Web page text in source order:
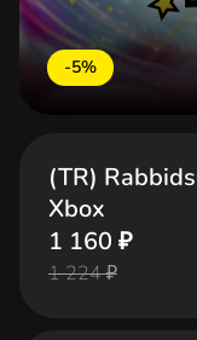
-5%
(TR)
Xbox
1 160 ₽
1 224 ₽